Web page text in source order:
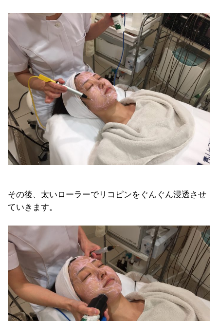
その後、太いローラーでリコピンをぐんぐん浸透させ
ていきます。